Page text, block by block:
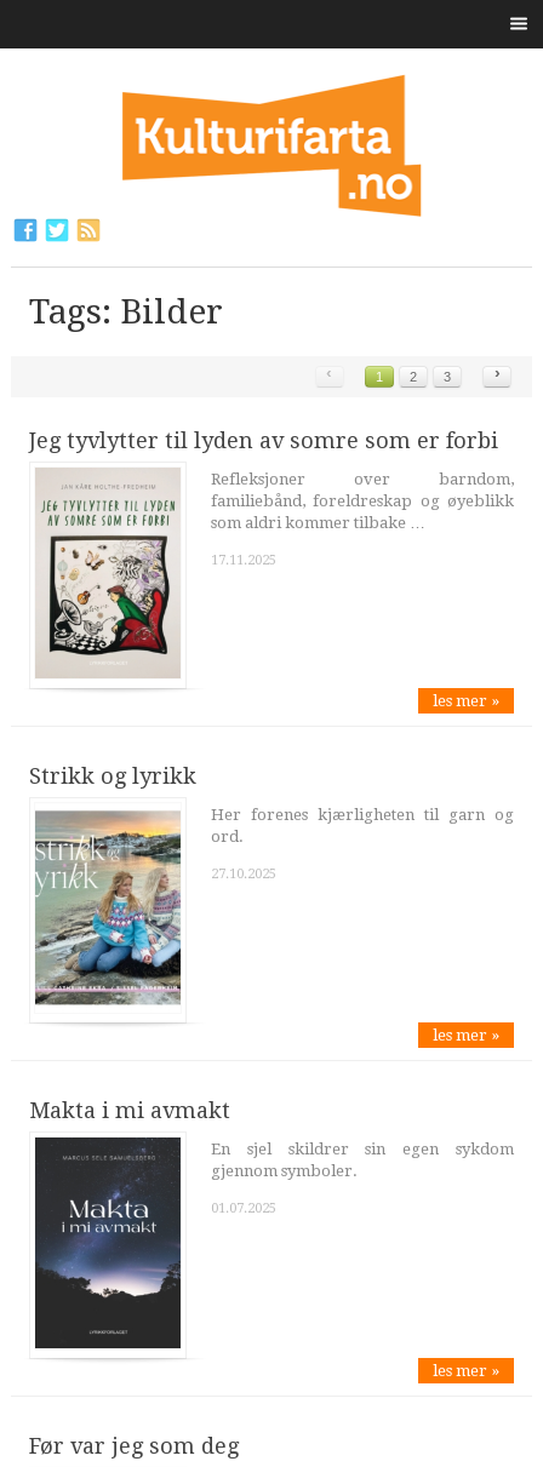
Tags: Bilder
‹ 1 2 3 ›
Jeg tyvlytter til lyden av somre som er forbi
Refleksjoner over barndom,
familiebånd, foreldreskap og øyeblikk
som aldri kommer tilbake …
17.11.2025
les mer »
Strikk og lyrikk
Her forenes kjærligheten til garn og
ord.
27.10.2025
les mer »
Makta i mi avmakt
En sjel skildrer sin egen sykdom
gjennom symboler.
01.07.2025
les mer »
Før var jeg som deg